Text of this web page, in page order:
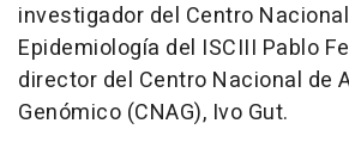
investigador del Centro
Epidemiología del ISCIII Pablo
director del Centro Nacional de
Genómico (CNAG), Ivo Gut.